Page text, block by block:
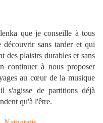
que je conseille à tous
sans tarder et qui
des plaisirs durables et sans
continuer à nous proposer
au cœur de la musique
s'agisse de partitions déjà
qu'à l'être.